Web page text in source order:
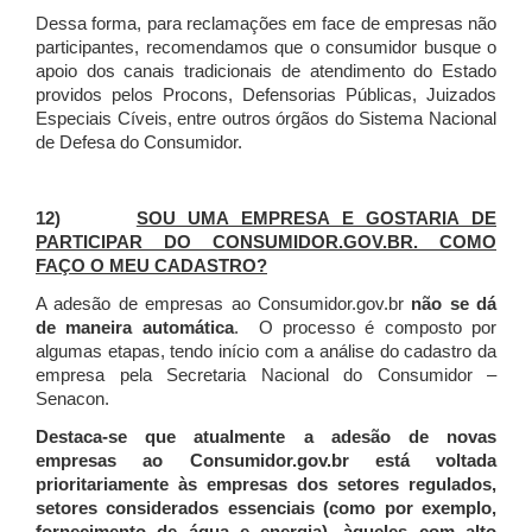
Dessa forma, para reclamações em face de empresas não
participantes, recomendamos que o consumidor busque o
apoio dos canais tradicionais de atendimento do Estado
providos pelos Procons, Defensorias Públicas, Juizados
Especiais Cíveis, entre outros órgãos do Sistema Nacional
de Defesa do Consumidor.
12) SOU UMA EMPRESA E GOSTARIA DE
PARTICIPAR DO CONSUMIDOR.GOV.BR. COMO
FAÇO O MEU CADASTRO?
A adesão de empresas ao Consumidor.gov.br não se dá
de maneira automática. O processo é composto por
algumas etapas, tendo início com a análise do cadastro da
empresa pela Secretaria Nacional do Consumidor –
Senacon.
Destaca-se que atualmente a adesão de novas
empresas ao Consumidor.gov.br está voltada
prioritariamente às empresas dos setores regulados,
setores considerados essenciais (como por exemplo,